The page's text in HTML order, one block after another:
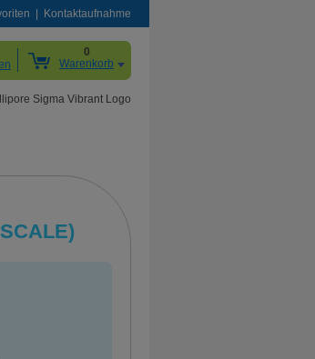
Kontaktaufnahme
0
Warenkorb